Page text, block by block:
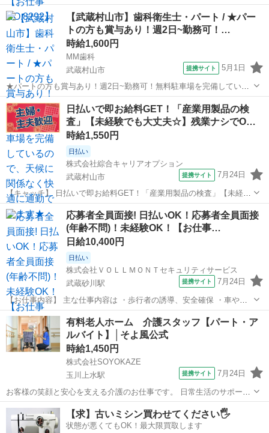
イクなどの車両の誘導 などをお任せします。 年齢や経験、性別に関係
なく、誰でもスグに始められる仕事です。 現場に出る前にしっかりと
した研修があるので、未経験の...
東京 武蔵村山市 武蔵砂川駅 警備員
【武蔵村山市】歯科衛生士・パート / ★パー
トの方も賞与あり！週2日~勤務可！…
時給1,600円
MM歯科
武蔵村山市
提携サイト 5月1日
★パートの方も賞与あり！週2日~勤務可！無料駐車場を完備している
ので、天候に関係なく快適に通勤できます★ 時給： 1,600円~1,950円
※経験・能力を考慮 ※固定残業代なし アクセス：多摩モノレール 上
北台 車で7...
東京 武蔵村山市 歯科衛生士
日払いで即お給料GET！「産業用製品の検
査」【未経験でも大丈夫☆】残業ナシでO…
時給1,550円
日払い
株式会社綜合キャリアオプション
武蔵村山市
提携サイト 7月24日
【キャッチ】 日払いで即お給料GET！「産業用製品の検査」【未経験
でも大丈夫☆】残業ナシでON/OFF切替☆稼ぐ優先・高収入Work☆高
時給1550円！ 【コメント】 製造のお仕事をお探しの方必見！ 「経験
ないけど大丈夫...
東京 武蔵村山市 仕分け
応募者全員面接! 日払いOK！応募者全員面接
(年齢不問)！未経験OK！【お仕事…
日給10,400円
日払い
株式会社ＶＯＬＬＭＯＮＴセキュリティサービス
武蔵砂川駅
提携サイト 7月24日
【お仕事内容】 主な仕事内容は ・歩行者の誘導、安全確保 ・車やバ
イクなどの車両の誘導 などをお任せします。 年齢や経験、性別に関係
なく、誰でもスグに始められる仕事です。 現場に出る前にしっかりと
した研修があるので、未経験の...
東京 武蔵村山市 武蔵砂川駅 警備員
有料老人ホーム 介護スタッフ【パート・ア
ルバイト】│そよ風公式
時給1,450円
株式会社SOYOKAZE
玉川上水駅
提携サイト 7月24日
お客様の笑顔と安心を支える介護のお仕事です。 日常生活のサポート
や身体介助（食事・入浴・排せつ・移乗など）をはじめ、レクリエー
ションの企画・実施、ご利用報告などの書類作成、送迎業務など幅広
い業務を担当。 チームで協力しながら...
東京 武蔵村山市 玉川上水駅 介護
【求】古いミシン買わせてください🖐️
状態が悪くてもOK！最大限買取します